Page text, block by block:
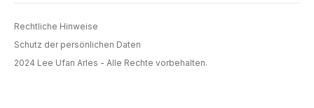
Rechtliche Hinweise
Schutz der persönlichen Daten
2024 Lee Ufan Arles - Alle Rechte vorbehalten.